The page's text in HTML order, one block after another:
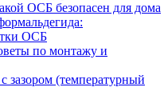
ОСБ безопасен для дома
ОСБ
по монтажу и
зазором (температурный